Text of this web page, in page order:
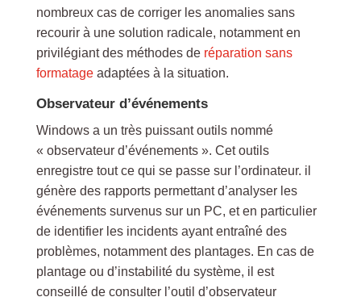
nombreux cas de corriger les anomalies sans
recourir à une solution radicale, notamment en
privilégiant des méthodes de réparation sans
formatageadaptées à la situation.
Observateur d’événements
Windows a un très puissant outils nommé
« observateur d’événements ». Cet outils
enregistre tout ce qui se passe sur l’ordinateur. il
génère des rapports permettant d’analyser les
événements survenus sur un PC, et en particulier
de identifier les incidents ayant entraîné des
problèmes, notamment des plantages. En cas de
plantage ou d’instabilité du système, il est
conseillé de consulter l’outil d’observateur